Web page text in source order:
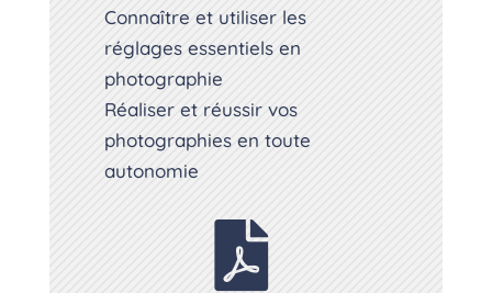
Connaître et utiliser les
réglages essentiels en
photographie
Réaliser et réussir vos
photographies en toute
autonomie
